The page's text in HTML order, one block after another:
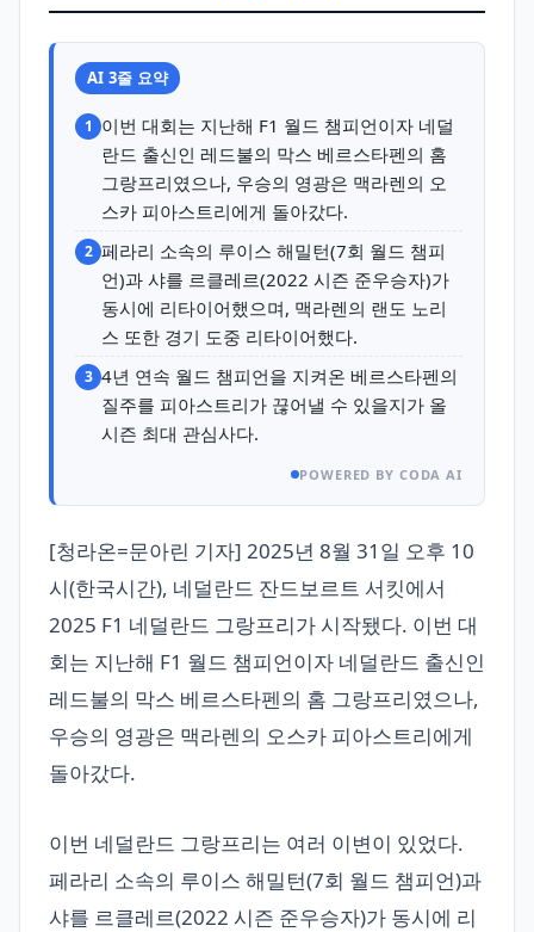
AI 3줄 요약
1 이번 대회는 지난해 F1 월드 챔피언이자 네덜
란드 출신인 레드불의 막스 베르스타펜의 홈
그랑프리였으나, 우승의 영광은 맥라렌의 오
스카 피아스트리에게 돌아갔다.
2 페라리 소속의 루이스 해밀턴(7회 월드 챔피
언)과 샤를 르클레르(2022 시즌 준우승자)가
동시에 리타이어했으며, 맥라렌의 랜도 노리
스 또한 경기 도중 리타이어했다.
3 4년 연속 월드 챔피언을 지켜온 베르스타펜의
질주를 피아스트리가 끊어낼 수 있을지가 올
시즌 최대 관심사다.
POWERED BY CODA AI
[청라온=문아린 기자] 2025년 8월 31일 오후 10
시(한국시간), 네덜란드 잔드보르트 서킷에서
2025 F1 네덜란드 그랑프리가 시작됐다. 이번 대
회는 지난해 F1 월드 챔피언이자 네덜란드 출신인
레드불의 막스 베르스타펜의 홈 그랑프리였으나,
우승의 영광은 맥라렌의 오스카 피아스트리에게
돌아갔다.
이번 네덜란드 그랑프리는 여러 이변이 있었다.
페라리 소속의 루이스 해밀턴(7회 월드 챔피언)과
샤를 르클레르(2022 시즌 준우승자)가 동시에 리